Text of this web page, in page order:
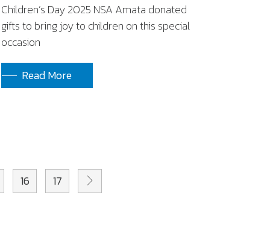
Children’s Day 2025 NSA Amata donated
gifts to bring joy to children on this special
occasion
Read More
16 17